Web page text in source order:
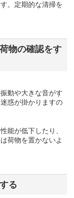
。定期的な清掃を
物の確認をす
動や大きな音がす
惑が掛かりますの
能が低下したり、
荷物を置かないよ
る